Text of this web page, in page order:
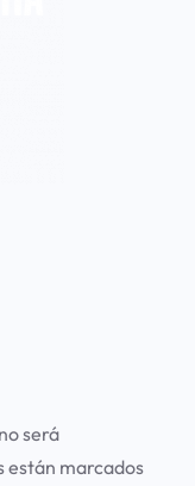
será
están marcados